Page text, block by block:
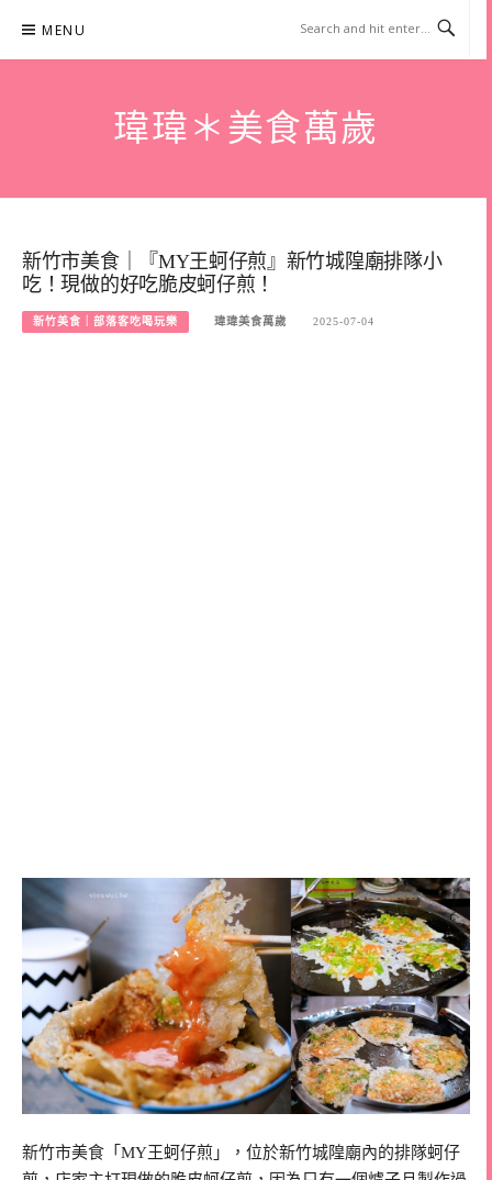
content
MENU
瑋瑋＊美食萬歲
新竹市美食｜『MY王蚵仔煎』新竹城隍廟排隊小
吃！現做的好吃脆皮蚵仔煎！
新竹美食｜部落客吃喝玩樂 瑋瑋美食萬歲 2025-07-04
新竹市美食「MY王蚵仔煎」，位於新竹城隍廟內的排隊蚵仔